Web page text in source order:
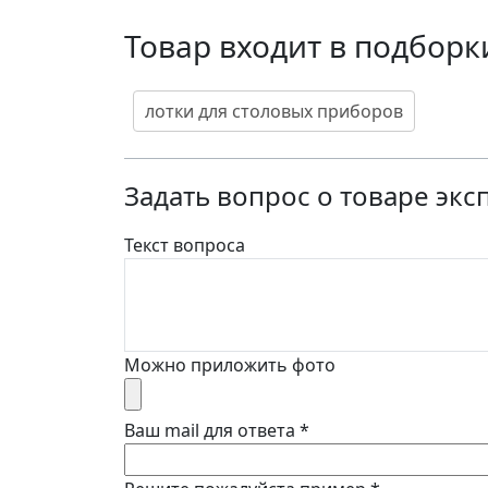
Товар входит в
лотки для столовых приборов
Задать вопрос о товаре
Текст вопроса
Можно приложить фото
Ваш mail для ответа *